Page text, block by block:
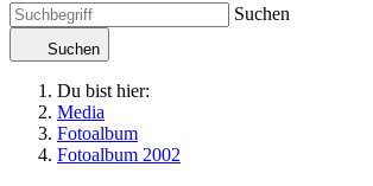
Suchen
Suchen
Du bist hier:
Media
Fotoalbum
Fotoalbum 2002